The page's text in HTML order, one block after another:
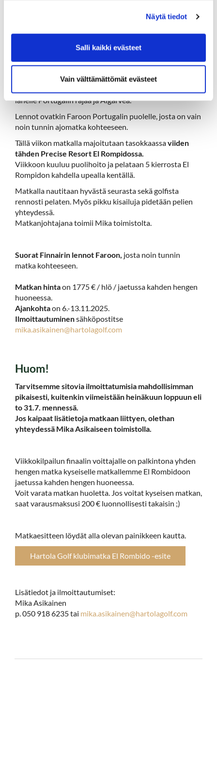
Näytä tiedot
Salli kaikki evästeet
Vain välttämättömät evästeet
Golfkautta jatketaan marraskuussa Espanjassa
klubimatkan merkeissä.
Hartola Golfin syksyn klubimatka suuntautuu eteläiseen
lähelle Portugalin rajaa ja Algarvea.
Lennot ovatkin Faroon Portugalin puolelle, josta on vain
noin tunnin ajomatka kohteeseen.
Tällä viikon matkalla majoitutaan tasokkaassaviiden
tähden Precise Resort El Rompidossa.
Viikkoon kuuluu puolihoito ja pelataan 5 kierrosta El
Rompidon kahdella upealla kentällä.
Matkalla nautitaan hyvästä seurasta sekä golfista
rennosti pelaten. Myös pikku kisailuja pidetään pelien
yhteydessä.
Matkanjohtajana toimii Mika toimistolta.
Suorat Finnairin lennot Faroon, josta noin tunnin
matka kohteeseen.
Matkan hintaon 1775 € / hlö / jaetussa kahden hengen
huoneessa.
Ajankohtaon 6.-13.11.2025.
Ilmoittautuminensähköpostitse
mika.asikainen@hartolagolf.com
Huom!
Tarvitsemme sitovia ilmoittatumisia mahdollisimman
pikaisesti, kuitenkin viimeistään heinäkuun loppuun eli
to 31.7. mennessä.
Jos kaipaat lisätietoja matkaan liittyen, olethan
yhteydessä Mika Asikaiseen toimistolla.
Viikkokilpailun finaalin voittajalle on palkintona yhden
hengen matka kyseiselle matkallemme El Rombidoon
jaetussa kahden hengen huoneessa.
Voit varata matkan huoletta. Jos voitat kyseisen matkan,
saat varausmaksusi 200 € luonnollisesti takaisin ;)
Matkaesitteen löydät alla olevan painikkeen kautta.
Hartola Golf klubimatka El Rombido -esite
Lisätiedot ja ilmoittautumiset:
Mika Asikainen
p. 050 918 6235 tai mika.asikainen@hartolagolf.com